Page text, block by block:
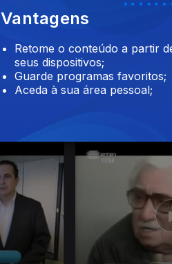
Vantagens
Retome o conteúdo a partir
seus dispositivos;
Guarde programas favoritos;
Aceda à sua área pessoal;